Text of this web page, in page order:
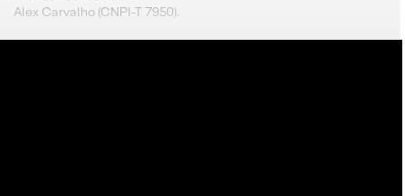
Alex Carvalho (CNPI-T 7950).